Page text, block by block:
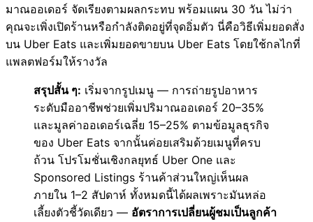
มาณออเดอร์ จัดเรียงตามผลกระทบ พร้อมแผน 30 วัน ไม่ว่า
คุณจะเพิ่งเปิดร้านหรือกำลังติดอยู่ที่จุดอิ่มตัว นี่คือวิธีเพิ่มยอดสั่ง
บน Uber Eats และเพิ่มยอดขายบน Uber Eats โดยใช้กลไกที่
แพลตฟอร์มให้รางวัล
สรุปสั้น ๆ: เริ่มจากรูปเมนู — การถ่ายรูปอาหาร
ระดับมืออาชีพช่วยเพิ่มปริมาณออเดอร์ 20–35%
และมูลค่าออเดอร์เฉลี่ย 15–25% ตามข้อมูลธุรกิจ
ของ Uber Eats จากนั้นค่อยเสริมด้วยเมนูที่ครบ
ถ้วน โปรโมชั่นเชิงกลยุทธ์ Uber One และ
Sponsored Listings ร้านค้าส่วนใหญ่เห็นผล
ภายใน 1–2 สัปดาห์ ทั้งหมดนี้ได้ผลเพราะมันหล่อ
เลี้ยงตัวชี้วัดเดียว — อัตราการเปลี่ยนผู้ชมเป็นลูกค้า